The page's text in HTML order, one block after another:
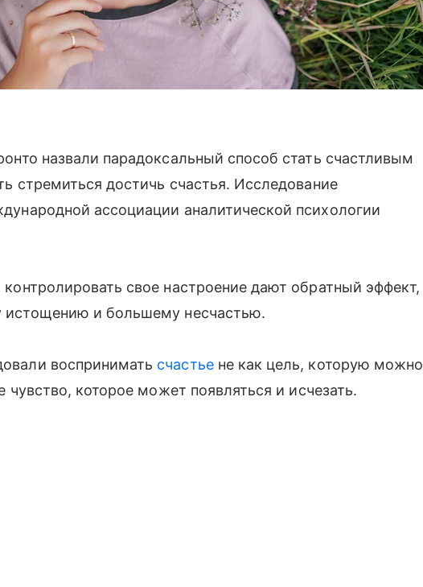
назвали парадоксальный способ стать счастливым
стремиться достичь счастья. Исследование
ассоциации аналитической психологии
свое настроение дают обратный эффект,
истощению и большему несчастью.
воспринимать счастьене как цель, которую можно
чувство, которое может появляться и исчезать.